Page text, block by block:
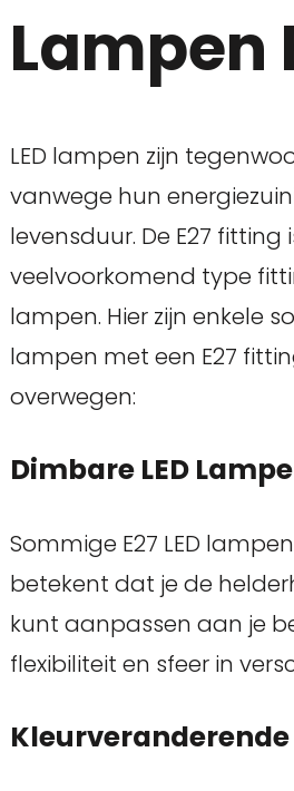
Lampen
LED lampen zijn
vanwege hun
levensduur. De E27 fitting
veelvoorkomend type
lampen. Hier zijn enkele
lampen met een E27
overwegen:
Dimbare LED
Sommige E27 LED
betekent dat je de
kunt aanpassen aan je
flexibiliteit en sfeer in
Kleurveranderende